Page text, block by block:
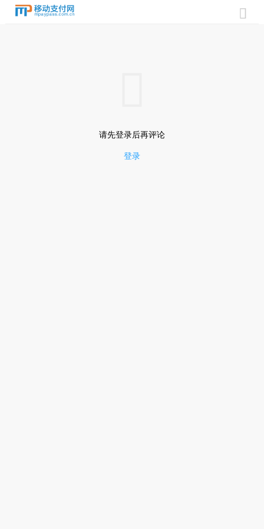

请先登录后再评论
登录